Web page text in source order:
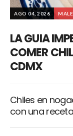
AGO 04, 2026
LA GUIA
COMER
CDMX
Chiles en
con una receta